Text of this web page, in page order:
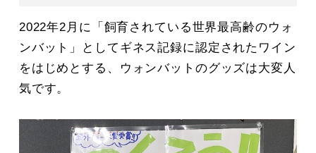
2022年2月に「飼育されている世界最高齢のウォ
ンバット」としてギネス記録に認定されたワイン
をはじめとする、ウォンバットのグッズは大変人
気です。